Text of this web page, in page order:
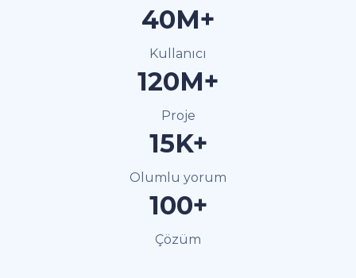
40M+
Kullanıcı
120M+
Proje
15K+
Olumlu yorum
100+
Çözüm